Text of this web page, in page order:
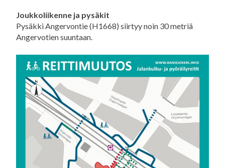
Joukkoliikenne ja pysäkit
Pysäkki Angervontie (H1668) siirtyy noin 30 metriä
Angervotien suuntaan.